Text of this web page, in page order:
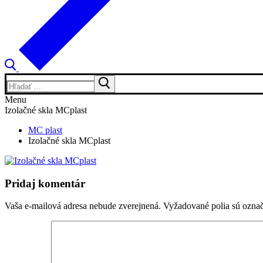
Hľadať:
Menu
Izolačné skla MCplast
MC plast
Izolačné skla MCplast
Pridaj komentár
Vaša e-mailová adresa nebude zverejnená. Vyžadované polia sú